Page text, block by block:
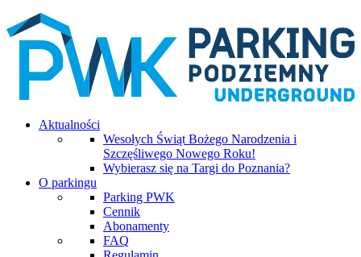
Aktualności
Wesołych Świąt Bożego Narodzenia i
Szczęśliwego Nowego Roku!
Wybierasz się na Targi do Poznania?
O parkingu
Parking PWK
Cennik
Abonamenty
FAQ